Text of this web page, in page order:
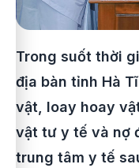
Trong suốt thời
địa bàn tỉnh Hà
vật, loay hoay
vật tư y tế và nợ
trung tâm y tế